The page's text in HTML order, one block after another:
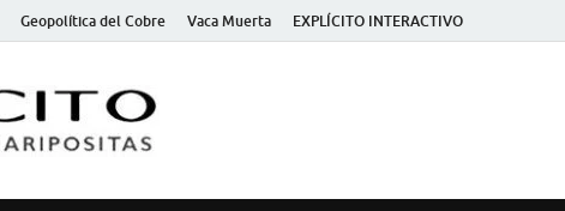
Geopolítica del Cobre Vaca Muerta EXPLÍCITO INTERACTIVO